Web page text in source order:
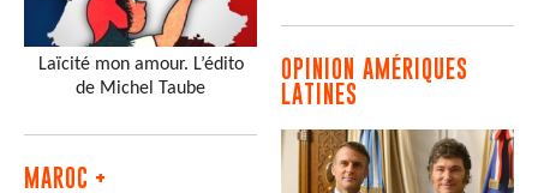
Laïcité mon amour. L’édito
de Michel Taube
MAROC +
OPINION AMÉRIQUES
LATINES